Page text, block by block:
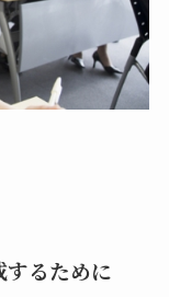
するために